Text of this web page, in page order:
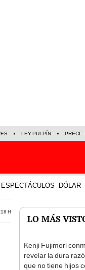
LEY PULPÍN
ESPECTÁCULOS DÓLAR
h
LO MÁS
Kenji Fujimori
revelar la dura
que no tiene hijos